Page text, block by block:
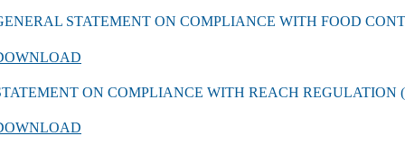
STATEMENT ON COMPLIANCE WITH FOOD
ON COMPLIANCE WITH REACH REGULATION